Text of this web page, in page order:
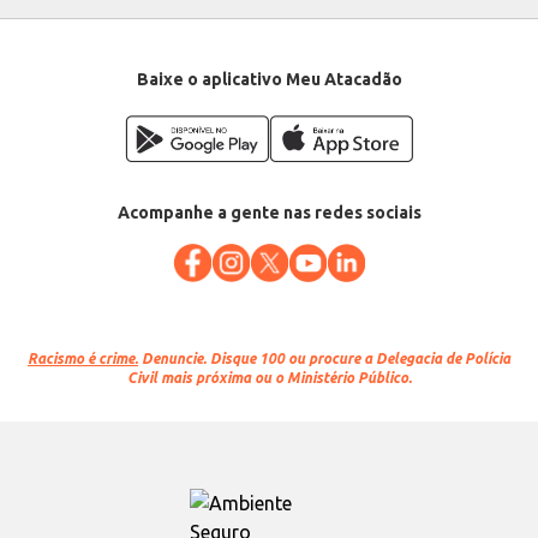
Baixe o aplicativo Meu Atacadão
Acompanhe a gente nas redes sociais
Racismo é crime. Denuncie. Disque 100 ou procure a Delegacia de Polícia
Civil mais próxima ou o Ministério Público.